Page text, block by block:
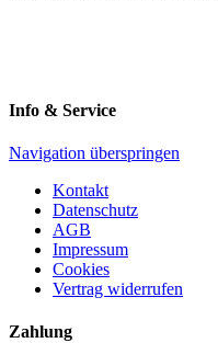
Info & Service
Navigation überspringen
Kontakt
Datenschutz
AGB
Impressum
Cookies
Vertrag widerrufen
Zahlung